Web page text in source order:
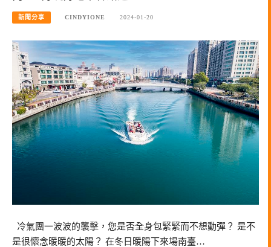
新聞分享 CINDYIONE 2024-01-20
冷氣團一波波的襲擊，您是否全身包緊緊而不想動彈？ 是不
是很懷念暖暖的太陽？ 在冬日暖陽下來場南臺…